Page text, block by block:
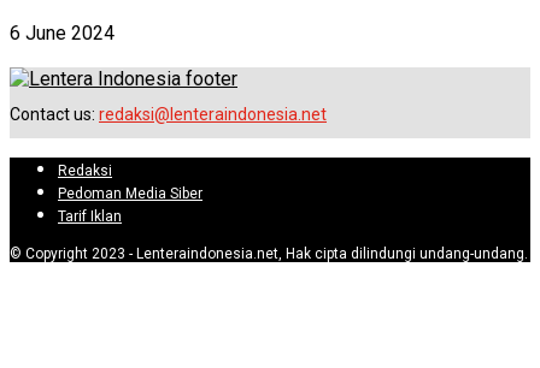
6 June 2024
Contact us: redaksi@lenteraindonesia.net
Redaksi
Pedoman Media Siber
Tarif Iklan
© Copyright 2023 - Lenteraindonesia.net, Hak cipta dilindungi undang-undang.